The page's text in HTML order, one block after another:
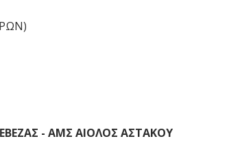
- ΑΜΣ ΑΙΟΛΟΣ ΑΣΤΑΚΟΥ